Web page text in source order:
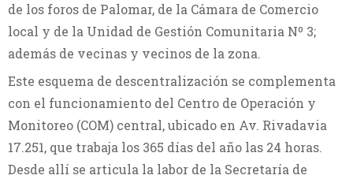
de los foros de Palomar, de la Cámara de Comercio
local y de la Unidad de Gestión Comunitaria Nº 3;
además de vecinas y vecinos de la zona.
Este esquema de descentralización se complementa
con el funcionamiento del Centro de Operación y
Monitoreo (COM) central, ubicado en Av. Rivadavia
17.251, que trabaja los 365 días del año las 24 horas.
Desde allí se articula la labor de la Secretaría de